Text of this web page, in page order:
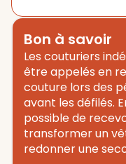
Bon à savoir
Les couturiers
être appelés en
couture lors des
avant les défilés.
possible de
transformer un
redonner une